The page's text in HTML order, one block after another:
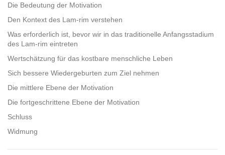
Die Bedeutung der Motivation
Den Kontext des Lam-rim verstehen
Was erforderlich ist, bevor wir in das traditionelle Anfangsstadium
des Lam-rim eintreten
Wertschätzung für das kostbare menschliche Leben
Sich bessere Wiedergeburten zum Ziel nehmen
Die mittlere Ebene der Motivation
Die fortgeschrittene Ebene der Motivation
Schluss
Widmung